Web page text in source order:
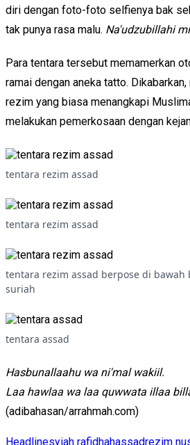
diri dengan foto-foto selfienya bak
tak punya rasa malu. Na'udzubillahi
Para tentara tersebut memamerkan
ramai dengan aneka tatto.
rezim yang biasa menangkapi
melakukan pemerkosaan dengan
tentara rezim assad
tentara rezim assad
tentara rezim assad berpose di bawah
suriah
tentara assad
Hasbunallaahu wa ni'mal wakiil.
Laa hawlaa wa laa quwwata illaa
(adibahasan/arrahmah.com)
Headlinesyiah rafidhahassadrezim